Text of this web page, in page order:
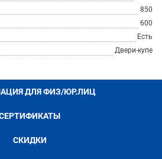
850
600
Есть
Двери-купе
ДЛЯ ФИЗ/ЮР.ЛИЦ
СКИДКИ